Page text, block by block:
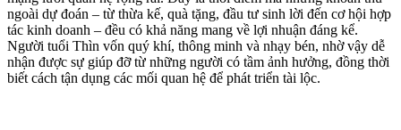
ngoài dự đoán – từ thừa kế, quà tặng, đầu tư sinh lời đến cơ hội hợp
tác kinh doanh – đều có khả năng mang về lợi nhuận đáng kể.
Người tuổi Thìn vốn quý khí, thông minh và nhạy bén, nhờ vậy dễ
nhận được sự giúp đỡ từ những người có tầm ảnh hưởng, đồng thời
biết cách tận dụng các mối quan hệ để phát triển tài lộc.